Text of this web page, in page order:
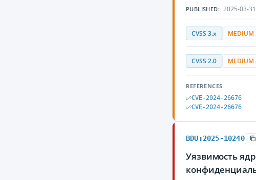
PUBLISHED: 2025-03-31
CVSS 3.x MEDIUM
CVSS 2.0 MEDIUM
REFERENCES
CVE-2024-26676
CVE-2024-26676
BDU:2025-10240
Уязвимость